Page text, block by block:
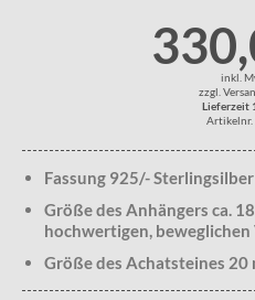
inkl.
zzgl.
Lieferzeit
Artikelnr.
Fassung 925/- Sterlingsilber
Größe des Anhängers ca.
hochwertigen, beweglichen
Größe des Achatsteines 20